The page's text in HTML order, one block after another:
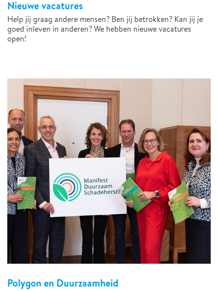
Nieuwe vacatures
Help jij graag andere mensen? Ben jij betrokken? Kan jij je
goed inleven in anderen? We hebben nieuwe vacatures
open!
Polygon en Duurzaamheid